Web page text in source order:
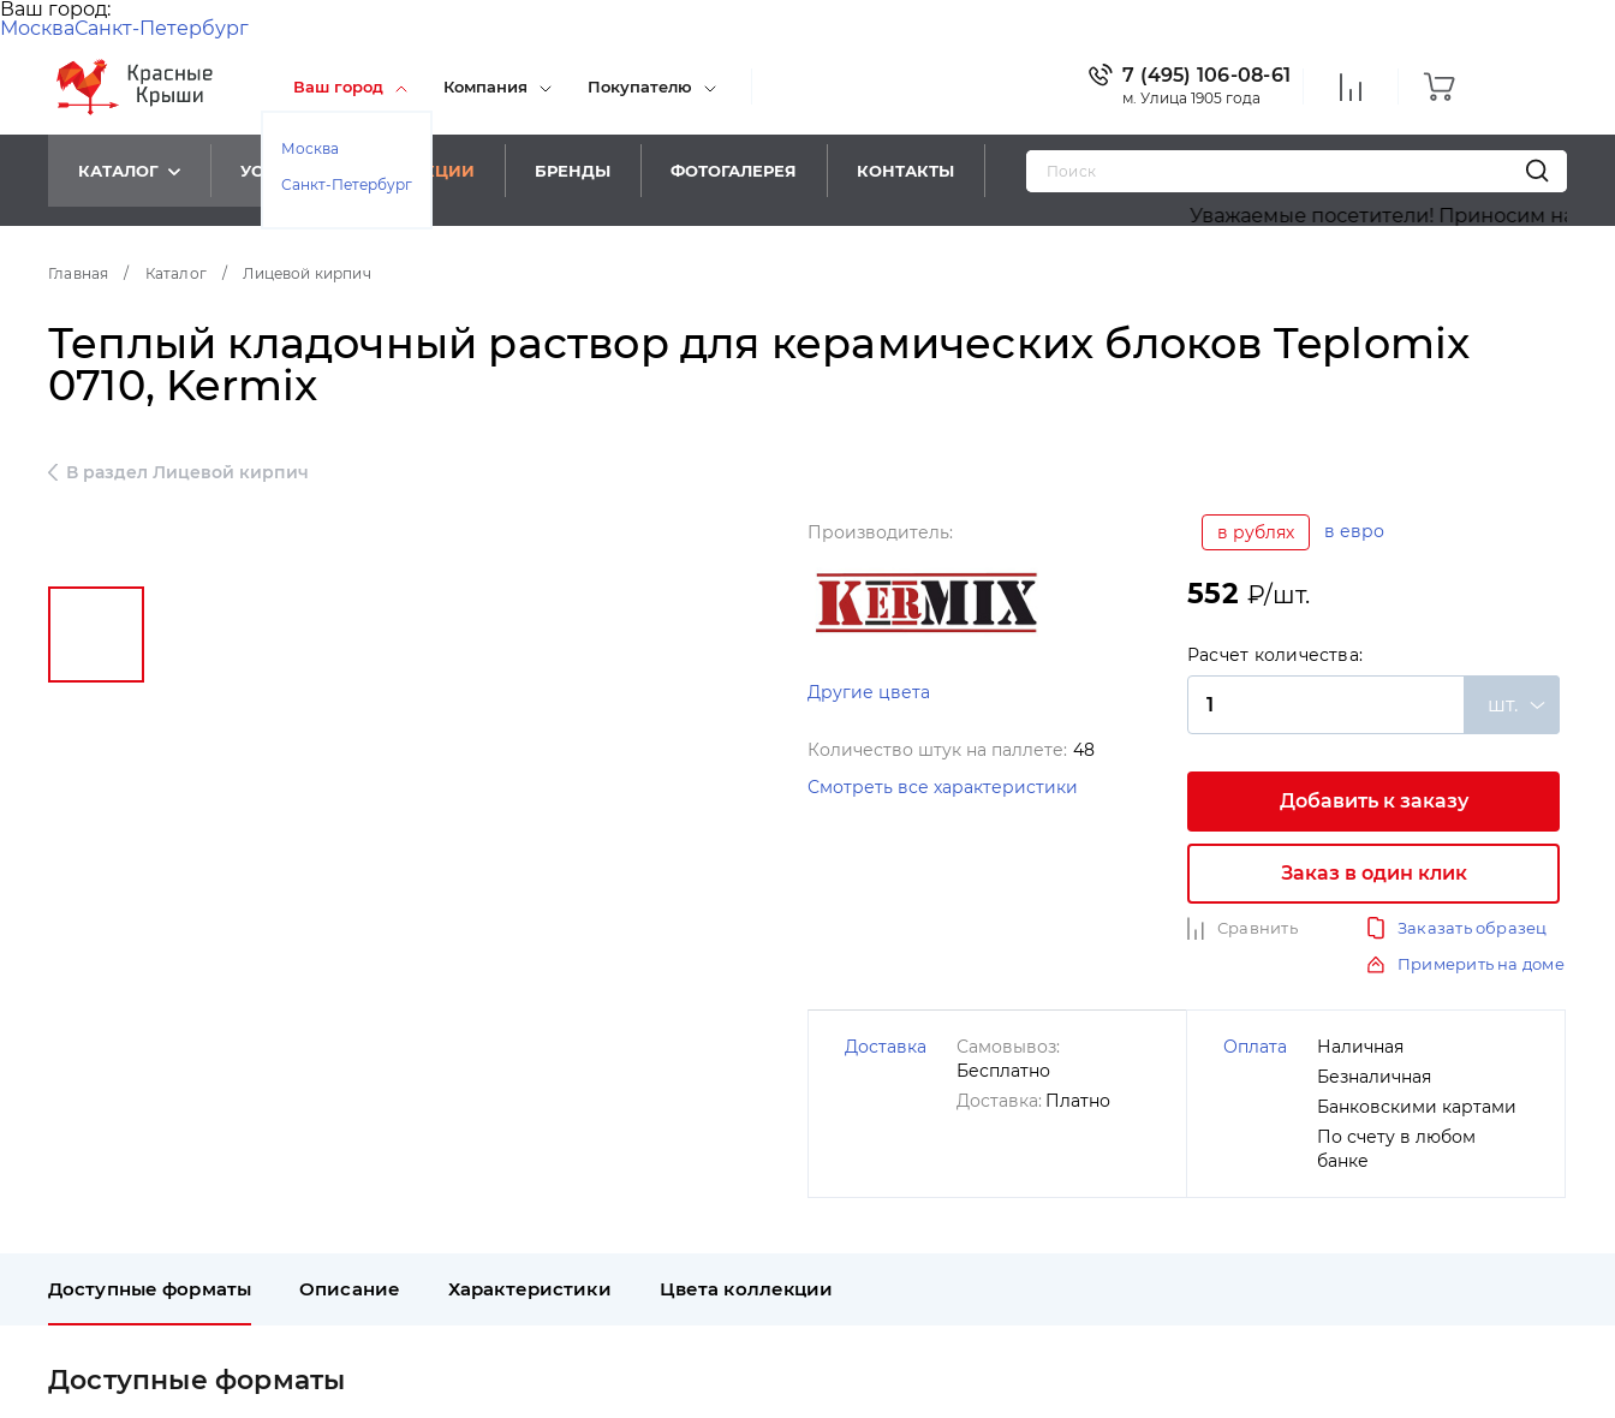
Ваш город:
МоскваСанкт-Петербург
Ваш город
Москва
Санкт-Петербург
Компания Покупателю
7 (495) 106-08-61
м. Улица 1905 года
КАТАЛОГ УСЛУГИ АКЦИИ БРЕНДЫ ФОТОГАЛЕРЕЯ КОНТАКТЫ
Уважаемые посетители! Приносим наши
Главная / Каталог / Лицевой кирпич
Теплый кладочный раствор для керамических блоков Teplomix
0710, Kermix
В раздел Лицевой кирпич
Производитель:
Другие цвета
Количество штук на паллете: 48
Смотреть все характеристики
в рублях в евро
552₽/шт.
Расчет количества:
шт.
Добавить к заказу
Заказ в один клик
Сравнить
Заказать образец
Примерить на доме
Доставка
Самовывоз:
Бесплатно
Доставка: Платно
Оплата
Наличная
Безналичная
Банковскими картами
По счету в любом
банке
Доступные форматы Описание Характеристики Цвета коллекции
Доступные форматы